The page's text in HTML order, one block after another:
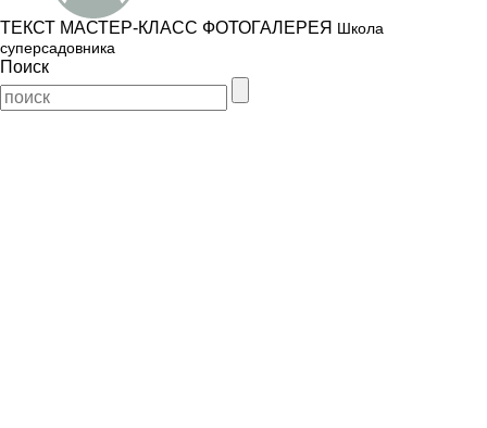
ТЕКСТ МАСТЕР-КЛАСС ФОТОГАЛЕРЕЯ Школа
суперсадовника
Поиск